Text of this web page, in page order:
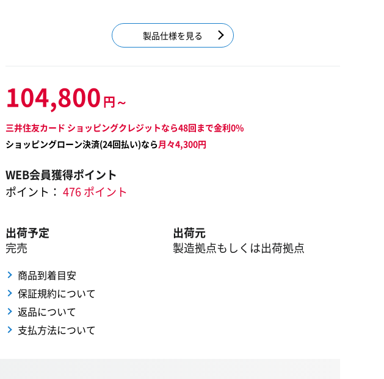
製品仕様を見る
104,800 円～
三井住友カード ショッピングクレジットなら48回まで金利0%
ショッピングローン決済(24回払い)なら月々4,300円
WEB会員獲得ポイント
ポイント： 476 ポイント
出荷予定
完売
出荷元
製造拠点もしくは出荷拠点
商品到着目安
保証規約について
返品について
支払方法について